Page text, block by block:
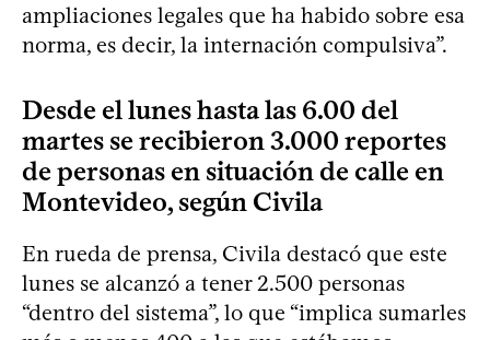
ampliaciones legales que ha habido sobre esa
norma, es decir, la internación compulsiva”.
Desde el lunes hasta las 6.00 del
martes se recibieron 3.000 reportes
de personas en situación de calle en
Montevideo, según Civila
En rueda de prensa, Civila destacó que este
lunes se alcanzó a tener 2.500 personas
“dentro del sistema”, lo que “implica sumarles